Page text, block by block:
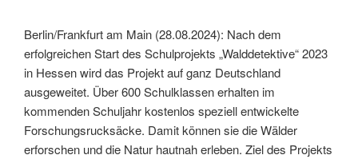
Berlin/Frankfurt am Main (28.08.2024): Nach dem
erfolgreichen Start des Schulprojekts „Walddetektive“ 2023
in Hessen wird das Projekt auf ganz Deutschland
ausgeweitet. Über 600 Schulklassen erhalten im
kommenden Schuljahr kostenlos speziell entwickelte
Forschungsrucksäcke. Damit können sie die Wälder
erforschen und die Natur hautnah erleben. Ziel des Projekts